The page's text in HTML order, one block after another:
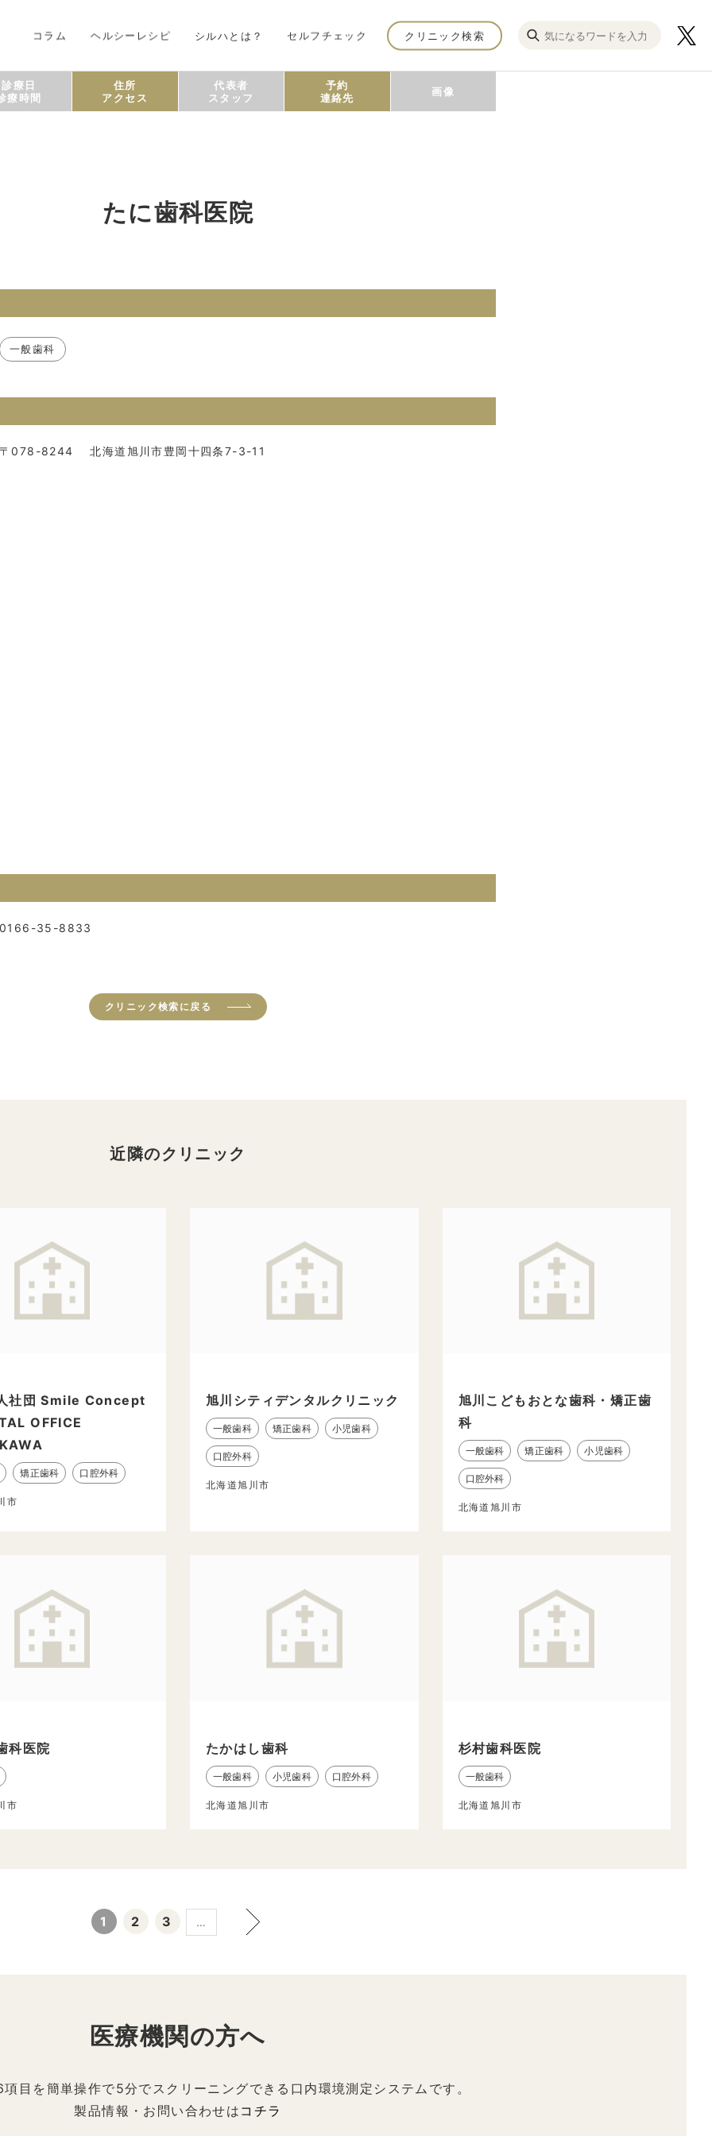
コラム ヘルシーレシピ シルハとは？ セルフチェック クリニック検索
診療日
療時間
住所
アクセス
代表者
スタッフ
予約
連絡先
画像
たに歯科医院
一般歯科
〒078-8244 北海道旭川市豊岡十四条7-3-11
0166-35-8833
クリニック検索に戻る
近隣のクリニック
社団 Smile Concept
OFFICE
矯正歯科 口腔外科
市
旭川シティデンタルクリニック
一般歯科 矯正歯科 小児歯科
口腔外科
北海道旭川市
旭川こどもおとな歯科・矯正歯
科
一般歯科 矯正歯科 小児歯科
口腔外科
北海道旭川市
科医院
市
たかはし歯科
一般歯科 小児歯科 口腔外科
北海道旭川市
杉村歯科医院
一般歯科
北海道旭川市
1 2 3 …
医療機関の方へ
目を簡単操作で5分でスクリーニングできる口内環境測定システムです。
製品情報・お問い合わせは コチラ